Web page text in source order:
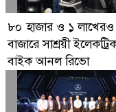
Digital
Growth
৮০ হাজার ও ১
বাজারে সাশ্রয়ী
বাইক আনল রিভো